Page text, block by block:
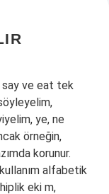
say ve eat tek
ye, ne
örneğin,
korunur.
alfabetik
eki m,